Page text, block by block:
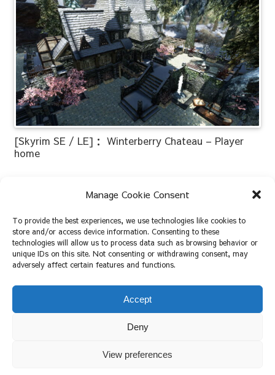
Manage Cookie Consent
To provide the best experiences, we use technologies like cookies to
store and/or access device information. Consenting to these
technologies will allow us to process data such as browsing behavior or
unique IDs on this site. Not consenting or withdrawing consent, may
adversely affect certain features and functions.
Accept
Deny
View preferences
[Skyrim SE / LE]： Winterberry Chateau – Player
home
次のページ
1 2 3
次
へ